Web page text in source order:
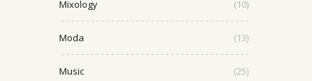
Mixology (10)
Moda (13)
Music (25)